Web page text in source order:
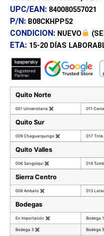
UPC/EAN: 840080557021
P/N: B08CKHPP52
CONDICION: NUEVO
ETA: 15-20 DÍAS
Quito Norte
001 Universitaria ✖ 011
Quito Sur
009 Chaguarquingo ✖ 017
Quito Valles
006 Sangolqui ✖ 014
Sierra Centro
008 Ambato ✖ 013
Bodegas
En Importación ✖ Bodega 1
Bodega 3 ✖ Bodega 5